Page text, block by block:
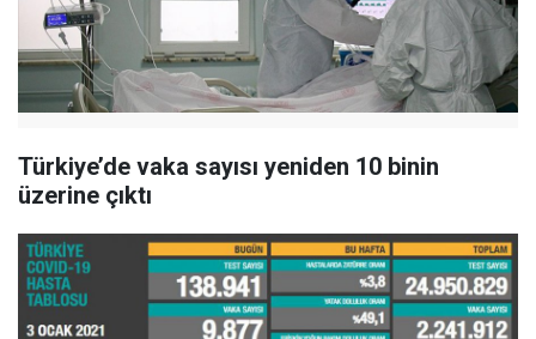
Türkiye’de vaka sayısı yeniden 10 binin
üzerine çıktı